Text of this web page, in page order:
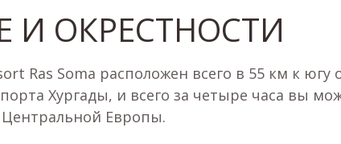
И ОКРЕСТНОСТИ
Ras Soma расположен всего в 55 км к югу
Хургады, и всего за четыре часа вы
Центральной Европы.